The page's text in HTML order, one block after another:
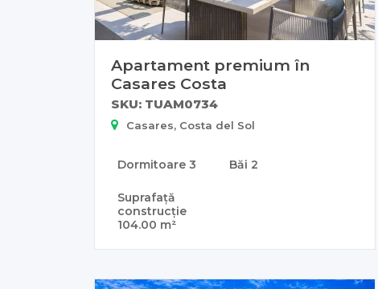
Apartament premium în
Casares Costa
SKU: TUAM0734
Casares, Costa del Sol
Dormitoare 3 Băi 2
Suprafață
construcție
104.00 m²